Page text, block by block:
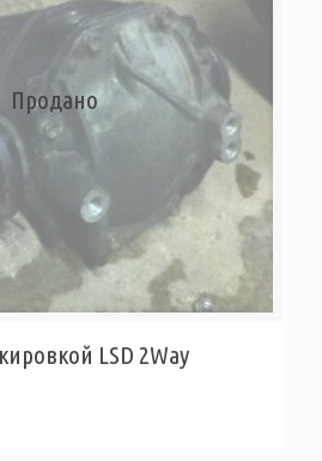
Продано
LSD 2Way